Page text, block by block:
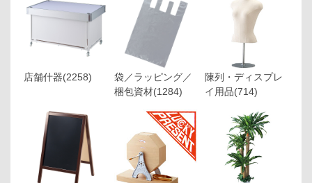
店舗什器(2258)
袋／ラッピング／
梱包資材(1284)
陳列・ディスプレ
イ用品(714)